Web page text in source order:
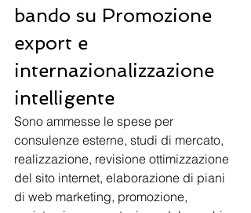
bando su Promozione
export e
internazionalizzazione
intelligente
Sono ammesse le spese per
consulenze esterne, studi di mercato,
realizzazione, revisione ottimizzazione
del sito internet, elaborazione di piani
di web marketing, promozione,